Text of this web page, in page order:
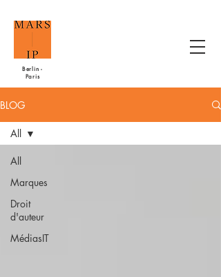
Berlin -
Paris
BLOG
All
Marques
Droit
d'auteur
MédiasIT
All